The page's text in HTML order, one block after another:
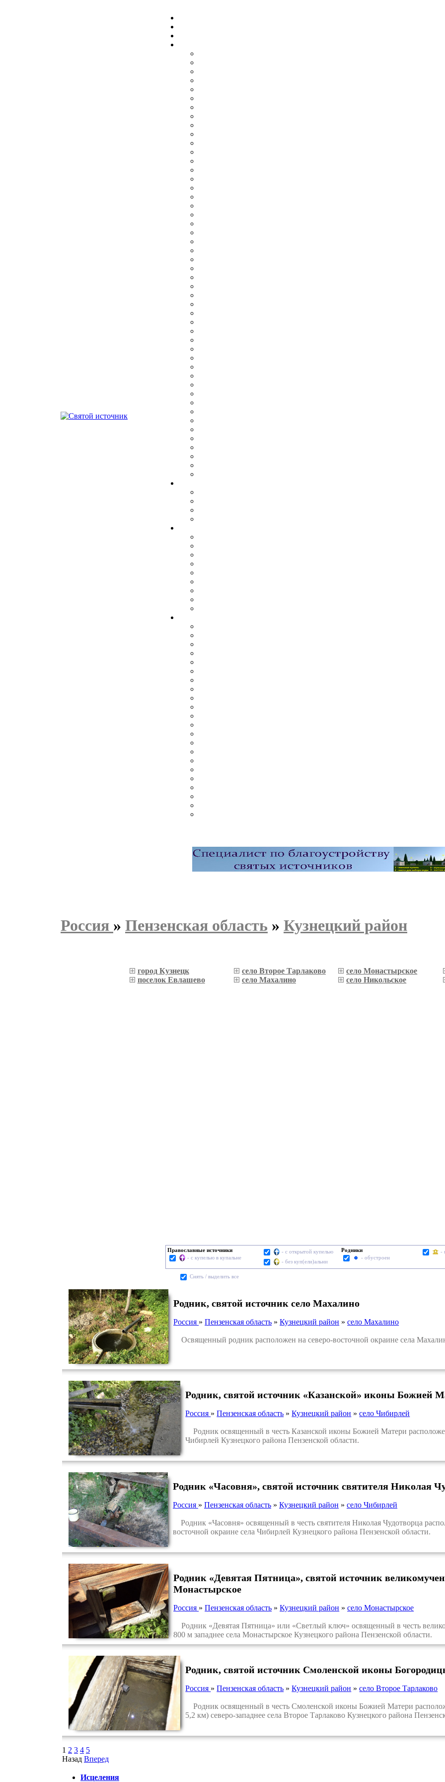
Россия » Пензенская область » Кузнецкий район
город Кузнецк
поселок Евлашево
село Второе Тарлаково
село Махалино
село Монастырское
село Никольское
Православные источники
- с купелью в купальне
- с открытой купелью
- без куп(ели)альни
Родники
- обустроен
-
Cнять / выделить все
Родник, святой источник село Махалино
Россия »Пензенская область »Кузнецкий район »село Махалино
Освященный родник расположен на северо-восточной окраине села
Родник, святой источник «Казанской» иконы Божией
Россия »Пензенская область »Кузнецкий район »село Чибирлей
Родник освященный в честь Казанской иконы Божией Матери
Чибирлей Кузнецкого района Пензенской области.
Родник «Часовня», святой источник святителя Николая
Россия » Пензенская область » Кузнецкий район » село Чибирлей
Родник «Часовня» освященный в честь святителя Николая Чудотворца
восточной окраине села Чибирлей Кузнецкого района Пензенской области.
Родник «Девятая Пятница», святой источник
Монастырское
Россия »Пензенская область »Кузнецкий район »село Монастырское
Родник «Девятая Пятница» или «Светлый ключ» освященный в честь
800 м западнее села Монастырское Кузнецкого района Пензенской области.
Родник, святой источник Смоленской иконы
Россия »Пензенская область »Кузнецкий район »село Второе Тарлаково
Родник освященный в честь Смоленской иконы Божией Матери
5,2 км) северо-западнее села Второе Тарлаково Кузнецкого района
1 2 3 4 5
Назад Вперед
Исцеления